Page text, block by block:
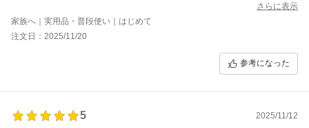
さらに表示
家族へ｜実用品・普段使い｜はじめて
注文日：2025/11/20
参考になった
5
2025/11/12